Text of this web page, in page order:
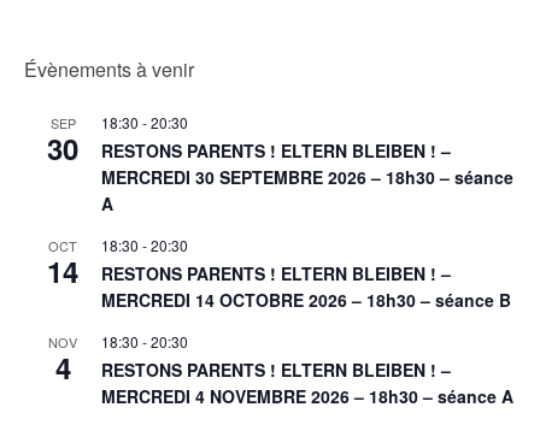
Évènements à venir
SEP
30
18:30 -20:30
RESTONS PARENTS ! ELTERN BLEIBEN ! –
MERCREDI 30 SEPTEMBRE 2026 – 18h30 – séance
A
OCT
14
18:30 -20:30
RESTONS PARENTS ! ELTERN BLEIBEN ! –
MERCREDI 14 OCTOBRE 2026 – 18h30 – séance B
NOV
4
18:30 -20:30
RESTONS PARENTS ! ELTERN BLEIBEN ! –
MERCREDI 4 NOVEMBRE 2026 – 18h30 – séance A